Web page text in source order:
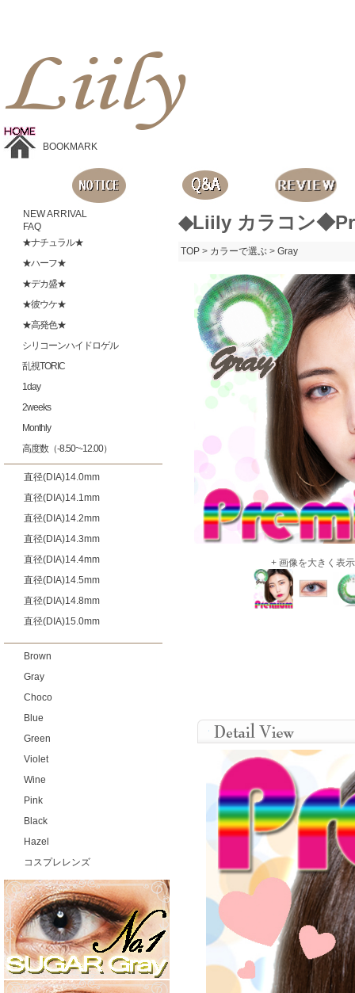
BOOKMARK
NEW ARRIVAL
FAQ
★ナチュラル★
★ハーフ★
★デカ盛★
★彼ウケ★
★高発色★
シリコーンハイドロゲル
乱視TORIC
1day
2weeks
Monthly
高度数（-8.50~-12.00）
直径(DIA)14.0mm
直径(DIA)14.1mm
直径(DIA)14.2mm
直径(DIA)14.3mm
直径(DIA)14.4mm
直径(DIA)14.5mm
直径(DIA)14.8mm
直径(DIA)15.0mm
Brown
Gray
Choco
Blue
Green
Violet
Wine
Pink
Black
Hazel
コスプレレンズ
◆Liily カラコン
TOP > カラーで選ぶ > Gray
+ 画像を大きく表示